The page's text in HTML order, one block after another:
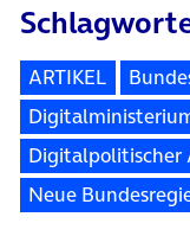
ARTIKEL
Digitalpolitischer
Neue